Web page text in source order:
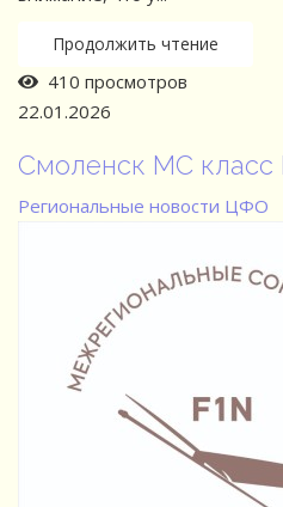
Продолжить чтение
410 просмотров
22.01.2026
Смоленск МС класс
Региональные новости ЦФО